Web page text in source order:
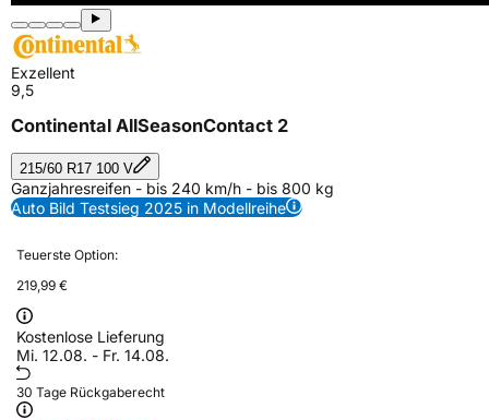
Exzellent
9,5
Continental AllSeasonContact 2
215/60 R17 100 V
Ganzjahresreifen - bis 240 km/h - bis 800 kg
Auto Bild Testsieg 2025 in Modellreihe
Teuerste Option:
219,99 €
Kostenlose Lieferung
Mi. 12.08. - Fr. 14.08.
30 Tage Rückgaberecht